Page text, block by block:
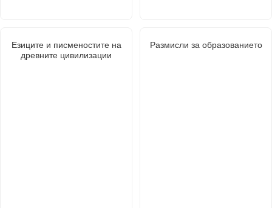
Езиците и писменостите на
древните цивилизации
Размисли за образованието